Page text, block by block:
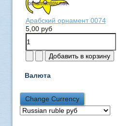
Арабский орнамент 0074
5,00 руб
Валюта